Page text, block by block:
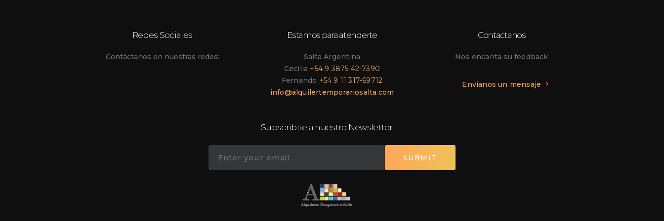
Redes Sociales
Contáctanos en nuestras redes:
Estamos para atenderte
Salta Argentina
Cecilia +54 9 3875 42-7390
Fernando +54 9 11 317-69712
info@alquilertemporariosalta.com
Contactanos
Nos encanta su feedback
Envianos un mensaje
Subscribite a nuestro Newsletter